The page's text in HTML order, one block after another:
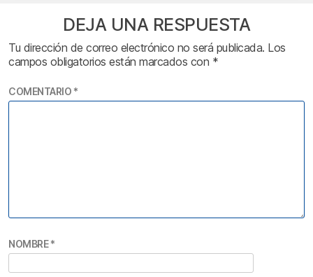
DEJA UNA RESPUESTA
Tu dirección de correo electrónico no será publicada. Los
campos obligatorios están marcados con *
COMENTARIO *
NOMBRE*